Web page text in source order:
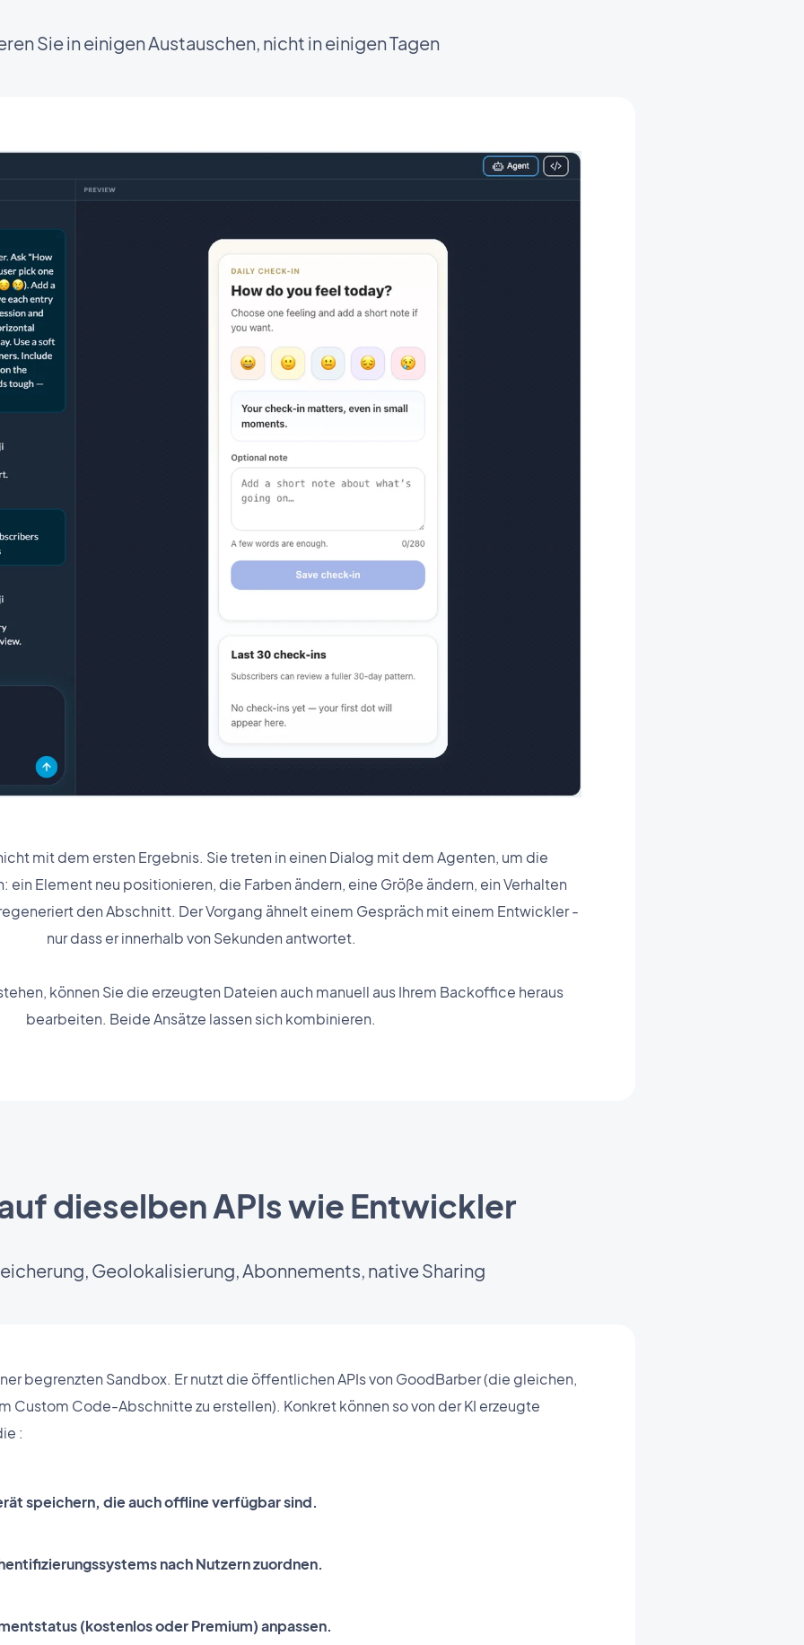
Sie in einigen Austauschen, nicht in einigen Tagen
mit dem ersten Ergebnis. Sie treten in einen Dialog mit dem Agenten, um die
ein Element neu positionieren, die Farben ändern, eine Größe ändern, ein Verhalten
den Abschnitt. Der Vorgang ähnelt einem Gespräch mit einem Entwickler -
nur dass er innerhalb von Sekunden antwortet.
können Sie die erzeugten Dateien auch manuell aus Ihrem Backoffice heraus
bearbeiten. Beide Ansätze lassen sich kombinieren.
dieselben APIs wie Entwickler
Geolokalisierung, Abonnements, native Sharing
begrenzten Sandbox. Er nutzt die öffentlichen APIs von GoodBarber (die gleichen,
Custom Code-Abschnitte zu erstellen). Konkret können so von der KI erzeugte
:
speichern, die auch offline verfügbar sind.
nach Nutzern zuordnen.
(kostenlos oder Premium) anpassen.